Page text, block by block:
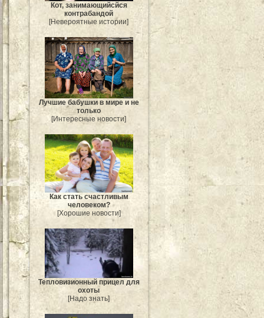
Кот, занимающийсйся
контрабандой
[Невероятные истории]
Лучшие бабушки в мире и не
только
[Интересные новости]
Как стать счастливым
человеком?
[Хорошие новости]
Тепловизионный прицел для
охоты
[Надо знать]